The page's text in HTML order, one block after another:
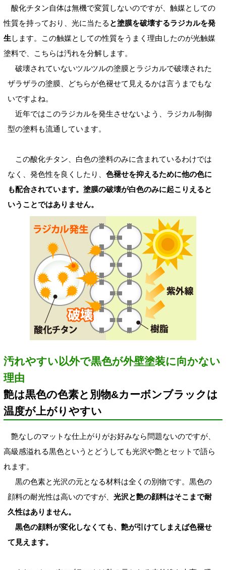
酸化チタン自体は無機で変質しないのですが、触媒としての
性質を持っており、光に当たる と塗膜を破壊するラジカルを発
生 します。この触媒としての性質をうまく理由したのが光触媒
塗料で、こちらは汚れを分解します。
破壊されていないツルツルの塗膜とラジカルで破壊された
ザラザラの塗膜、どちらが色褪せて見えるかは言うまでもな
いですよね。
近年ではこのラジカルを発生させないよう、ラジカル制御
型の塗料も流通しています。
この酸化チタン、白色の塗料のみに含まれているわけでは
なく、発色性を良くしたり、 色褪せを抑えるために他の色に
も配合されています。塗膜の破壊が白色のみに起こりえると
いうことではありません。
汚れやすい以外で黒色が外壁塗装に向かない
理由
艶は黒色の色素と別物&カーボンブラックは
温度が上がりやすい
艶なしのマットな仕上がりがお好みなら問題ないのですが、
高級感溢れる黒色というとどうしても光沢や艶とセットで語ら
れます。
黒の色素と光沢の元となる材料は全くの別物です。黒色の
顔料の耐光性は高いのですが、 光沢と艶の顔料はそこまで耐
久性はありません。
黒色の顔料が変化しなくても、艶が引けてしまえば色褪せ
て見えます。